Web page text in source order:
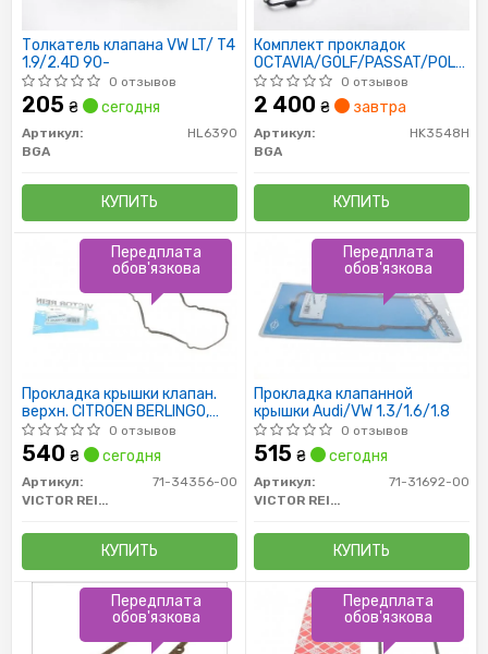
Толкатель клапана VW LT/ T4
1.9/2.4D 90-
0 отзывов
205 ₴ сегодня
Артикул:
HL6390
BGA
КУПИТЬ
Комплект прокладок
OCTAVIA/GOLF/PASSAT/POLO
1.6i 95-10 (верхний)
0 отзывов
2 400 ₴ завтра
Артикул:
HK3548H
BGA
КУПИТЬ
Прокладка крышки клапан.
верхн. CITROEN BERLINGO,
C15, JUMPY, XSARA; FIAT
SCUDO
0 отзывов
540 ₴ сегодня
Артикул:
71-34356-00
VICTOR REINZ
КУПИТЬ
Передплата
обов'язкова
Прокладка клапанной
крышки Audi/VW 1.3/1.6/1.8
0 отзывов
515 ₴ сегодня
Артикул:
71-31692-00
VICTOR REINZ
КУПИТЬ
Передплата
обов'язкова
Передплата
обов'язкова
Передплата
обов'язкова